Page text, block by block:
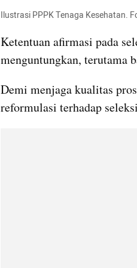
Ilustrasi PPPK Tenaga Kesehatan.
Ketentuan afirmasi pada
menguntungkan, terutama
Demi menjaga kualitas
reformulasi terhadap